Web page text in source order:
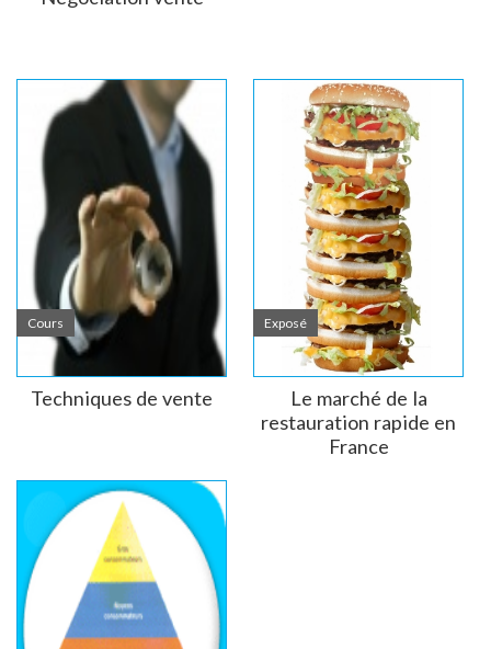
Cours
Techniques de vente
Exposé
Le marché de la
restauration rapide en
France